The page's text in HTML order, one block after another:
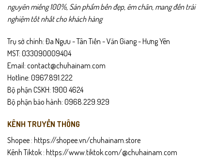
nguyên miếng 100%, Sản phẩm bền đẹp, êm chân, mang đến trải
nghiệm tốt nhất cho khách hàng
Trụ sở chính: Đa Ngưu - Tân Tiến - Văn Giang - Hưng Yên
MST: 033090009404
Email: contact@chuhainam.com
Hotline: 0967.891.222
Bộ phận CSKH: 1900 4624
Bộ phận bảo hành: 0968.229.929
KÊNH TRUYỀN THÔNG
Shopee : https://shopee.vn/chuhainam.store
Kênh Tiktok : https://www.tiktok.com/@chuhainam.com